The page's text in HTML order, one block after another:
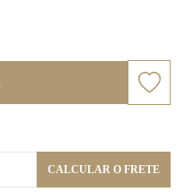
CALCULAR O FRETE